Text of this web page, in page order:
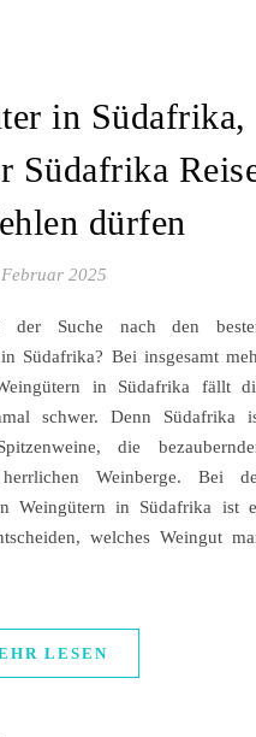
in Südafrika,
Südafrika
dürfen
2025
Suche nach den
Südafrika? Bei insgesamt
in Südafrika fällt
schwer. Denn Südafrika
die
Weinberge. Bei
Weingütern in Südafrika ist
welches Weingut
LESEN